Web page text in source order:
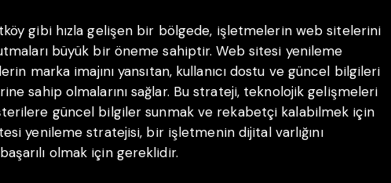
gibi hızla gelişen bir bölgede, işletmelerin web sitelerini
büyük bir öneme sahiptir. Web sitesi yenileme
marka imajını yansıtan, kullanıcı dostu ve güncel bilgileri
sahip olmalarını sağlar. Bu strateji, teknolojik gelişmeleri
güncel bilgiler sunmak ve rekabetçi kalabilmek için
yenileme stratejisi, bir işletmenin dijital varlığını
olmak için gereklidir.